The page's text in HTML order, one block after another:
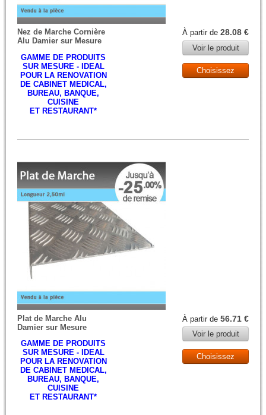
Nez de Marche Cornière
Alu Damier sur Mesure
GAMME DE PRODUITS
SUR MESURE - IDEAL
POUR LA RENOVATION
DE CABINET MEDICAL,
BUREAU, BANQUE,
CUISINE
ET RESTAURANT*
À partir de28.08 €
Voir le produit
Choisissez
Plat de Marche Alu
Damier sur Mesure
GAMME DE PRODUITS
SUR MESURE - IDEAL
POUR LA RENOVATION
DE CABINET MEDICAL,
BUREAU, BANQUE,
CUISINE
ET RESTAURANT*
À partir de56.71 €
Voir le produit
Choisissez